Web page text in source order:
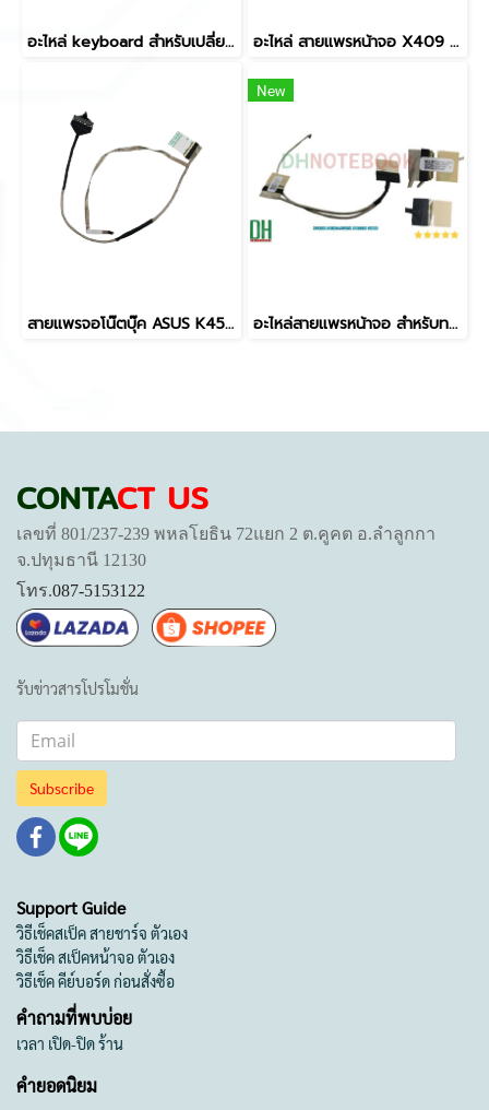
อะไหล่ keyboard สำหรับเปลี่ยน รุ่น ROG G752 G752VW GL752VL FX71 GL753 PRO6700 ZX70V 1422-02770AS 30PIN อะไหล่ สายแพรหน้าจอ X409 X415J M415DA X1400EA X409FA 14 F415EA-AS31 DD0XKPLC010 14005- 03100100 30PIN
สายแพรจอโน๊ตบุ๊ค ASUS K450J K450V A450J A450JF X450J X450JF F450J D450J D450V (P/N: 50.4LB01.011) - อะไหล่ OEM เปลี่ยน/ซ่อม คุณภาพสูง
New
อะไหล่สายแพรหน้าจอ สำหรับทดแทนรุ่น X412UA X412DA X412FA V4000D 30PIN
CONTACT US
เลขที่ 801/237-239 พหลโยธิน 72แยก 2 ต.คูคต อ.ลำลูกกา
จ.ปทุมธานี 12130
โทร.087-5153122
รับข่าวสารโปรโมชั่น
Subscribe
Support Guide
วิธีเช็คสเป็ค สายชาร์จ ตัวเอง
วิธีเช็ค สเป็คหน้าจอ ตัวเอง
วิธีเช็ค คีย์บอร์ด ก่อนสั่งซื้อ
คำถามที่พบบ่อย
เวลา เปิด-ปิด ร้าน
คำยอดนิยม